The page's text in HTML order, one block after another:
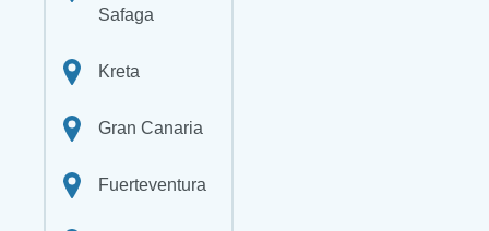
Safaga
Kreta
Gran Canaria
Fuerteventura